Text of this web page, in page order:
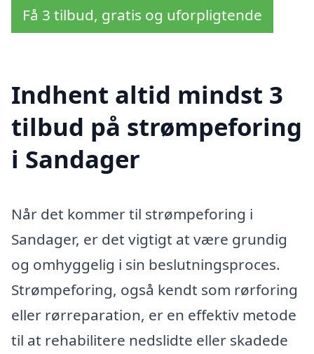
Få 3 tilbud, gratis og uforpligtende
Indhent altid mindst 3
tilbud på strømpeforing
i Sandager
Når det kommer til strømpeforing i
Sandager, er det vigtigt at være grundig
og omhyggelig i sin beslutningsproces.
Strømpeforing, også kendt som rørforing
eller rørreparation, er en effektiv metode
til at rehabilitere nedslidte eller skadede